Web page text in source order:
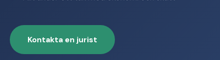
Kontakta en jurist